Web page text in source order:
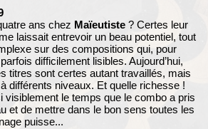
ans chez Maïeutiste? Certes leur
laissait entrevoir un beau potentiel, tout
sur des compositions qui, pour
difficilement lisibles. Aujourd’hui,
titres sont certes autant travaillés, mais
différents niveaux. Et quelle richesse !
visiblement le temps que le combo a pris
et de mettre dans le bon sens toutes les
puisse...